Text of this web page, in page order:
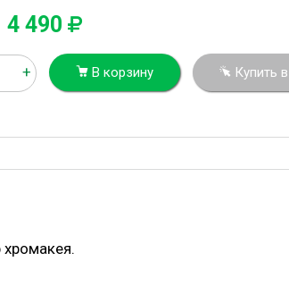
4 490
+ В корзину Купить